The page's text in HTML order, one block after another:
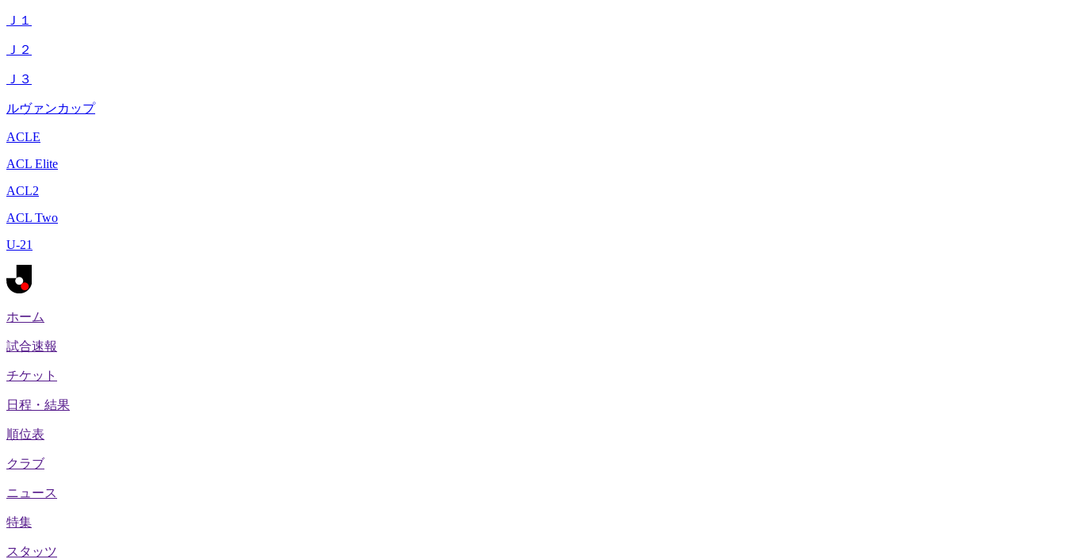
Ｊ１
Ｊ２
Ｊ３
ルヴァンカップ
ACLE
ACL Elite
ACL2
ACL Two
U-21
ホーム
試合速報
チケット
日程・結果
順位表
クラブ
ニュース
特集
スタッツ